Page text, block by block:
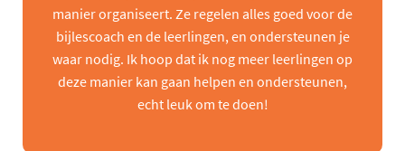
manier organiseert. Ze regelen alles goed voor de
bijlescoach en de leerlingen, en ondersteunen je
waar nodig. Ik hoop dat ik nog meer leerlingen op
deze manier kan gaan helpen en ondersteunen,
echt leuk om te doen!